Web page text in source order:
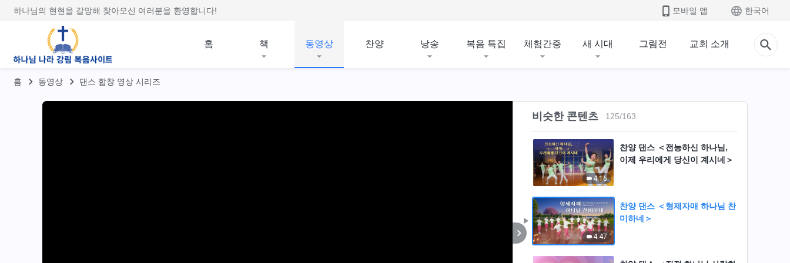
하나님의 현현을 갈망해 찾아오신 여러분을 환영합니다! 모바일 앱 한국어
홈 책 동영상 찬양 낭송 복음 특집 체험간증 새 시대 그림전 교회 소개
홈 동영상 댄스 합창 영상 시리즈
비슷한 콘텐츠 125/163
자 인정받네＞
4:21
사랑 노래해＞
4:16
찬양 댄스 ＜전능하신 하나님,
이제 우리에게 당신이 계시네＞
4:47
찬양 댄스 ＜형제자매 하나님 찬
미하네＞